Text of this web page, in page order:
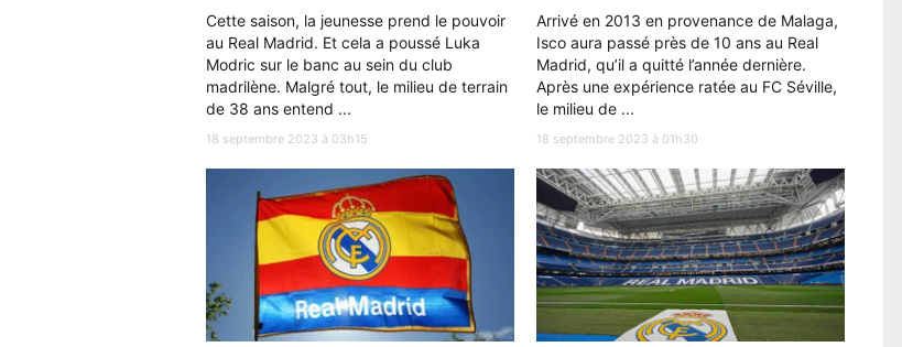
Cette saison, la jeunesse prend le pouvoir
au Real Madrid. Et cela a poussé Luka
Modric sur le banc au sein du club
madrilène. Malgré tout, le milieu de terrain
de 38 ans entend ...
18 septembre 2023 à 03h15
Arrivé en 2013 en provenance de Malaga,
Isco aura passé près de 10 ans au Real
Madrid, qu’il a quitté l’année dernière.
Après une expérience ratée au FC Séville,
le milieu de ...
18 septembre 2023 à 01h30